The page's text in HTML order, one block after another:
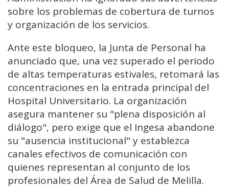
sobre los problemas de cobertura de turnos
y organización de los servicios.
Ante este bloqueo, la Junta de Personal ha
anunciado que, una vez superado el periodo
de altas temperaturas estivales, retomará las
concentraciones en la entrada principal del
Hospital Universitario. La organización
asegura mantener su "plena disposición al
diálogo", pero exige que el Ingesa abandone
su "ausencia institucional" y establezca
canales efectivos de comunicación con
quienes representan al conjunto de los
profesionales del Área de Salud de Melilla.